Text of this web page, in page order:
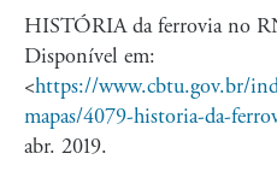
HISTÓRIA da ferrovia no
Disponível em:
<https://www.cbtu.gov.br/
mapas/4079-historia-da-
abr. 2019.